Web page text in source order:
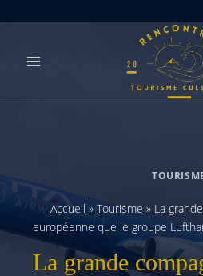
Accueil » Tourisme » La
européenne que le groupe
La grande